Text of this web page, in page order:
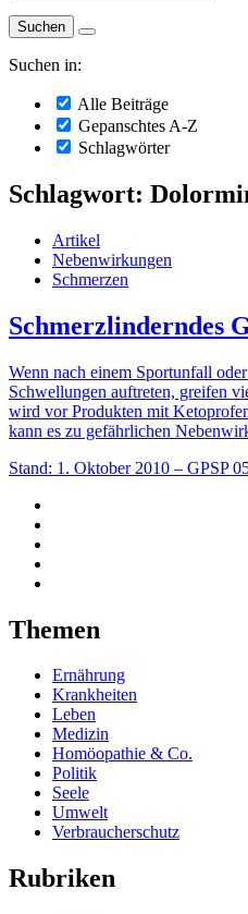
Suchen in:
Alle Beiträge
Gepanschtes A-Z
Schlagwörter
Schlagwort:
Artikel
Nebenwirkungen
Schmerzen
Schmerzlinderndes
Wenn nach einem Sportunfall
Schwellungen auftreten, greifen
wird vor Produkten mit
kann es zu gefährlichen
Stand: 1. Oktober 2010 – GPSP
Themen
Ernährung
Krankheiten
Leben
Medizin
Homöopathie & Co.
Politik
Seele
Umwelt
Verbraucherschutz
Rubriken